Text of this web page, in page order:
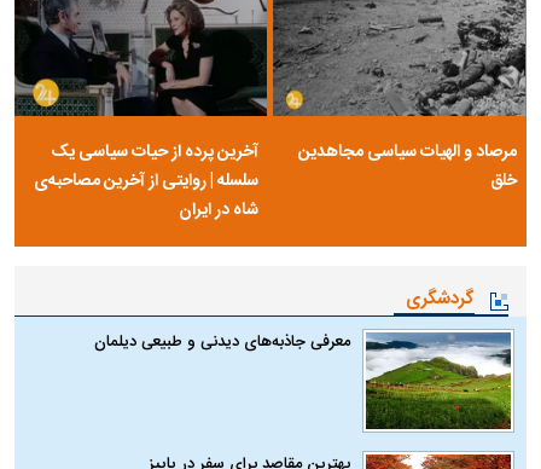
مرصاد و الهیات سیاسی مجاهدین
خلق
آخرین پرده از حیات سیاسی یک
سلسله | روایتی از آخرین مصاحبه‌ی
شاه در ایران
گردشگری
معرفی جاذبه‌های دیدنی و طبیعی دیلمان